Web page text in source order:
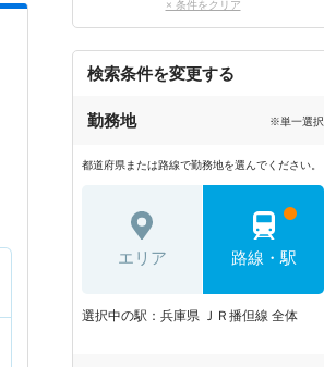
× 条件をクリア
検索条件を変更する
勤務地 ※単一選択
都道府県または路線で勤務地を選んでください。
エリア 路線・駅
選択中の駅：兵庫県 ＪＲ播但線 全体